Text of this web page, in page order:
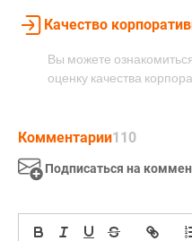
Комментарии110
Подписаться на
Качество
Вы можете
оценку качества